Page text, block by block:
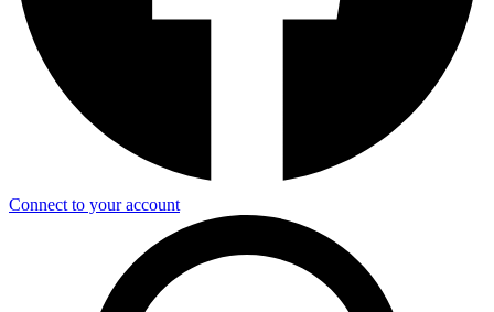
Connect to your account